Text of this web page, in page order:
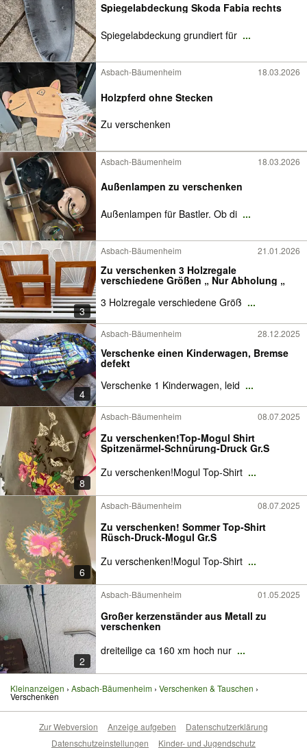
Spiegelabdeckung Skoda Fabia rechts
Spiegelabdeckung grundiert für ...
Asbach-Bäumenheim 18.03.2026
Holzpferd ohne Stecken
Zu verschenken
Asbach-Bäumenheim 18.03.2026
Außenlampen zu verschenken
Außenlampen für Bastler. Ob di ...
3
Asbach-Bäumenheim 21.01.2026
Zu verschenken 3 Holzregale
verschiedene Größen „ Nur Abholung „
3 Holzregale verschiedene Größ ...
4
Asbach-Bäumenheim 28.12.2025
Verschenke einen Kinderwagen, Bremse
defekt
Verschenke 1 Kinderwagen, leid ...
8
Asbach-Bäumenheim 08.07.2025
Zu verschenken!Top-Mogul Shirt
Spitzenärmel-Schnürung-Druck Gr.S
Zu verschenken!Mogul Top-Shirt ...
6
Asbach-Bäumenheim 08.07.2025
Zu verschenken! Sommer Top-Shirt
Rüsch-Druck-Mogul Gr.S
Zu verschenken!Mogul Top-Shirt ...
2
Asbach-Bäumenheim 01.05.2025
Großer kerzenständer aus Metall zu
verschenken
dreiteilige ca 160 xm hoch nur ...
Kleinanzeigen Asbach-Bäumenheim Verschenken & Tauschen
Verschenken
Zur Webversion Anzeige aufgeben
Datenschutzerklärung
Datenschutzeinstellungen
Kinder- und Jugendschutz